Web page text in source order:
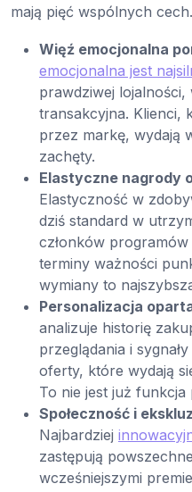
mają pięć wspólnych cech.
Więź emocjonalna
emocjonalna jest
prawdziwej
transakcyjna. Klienci,
przez markę, wydają
zachęty.
Elastyczne nagrody
Elastyczność w
dziś standard w
członków
terminy ważności
wymiany to
Personalizacja
analizuje historię
przeglądania i
oferty, które wydają
To nie jest już funkcja
Społeczność i
Najbardziej
zastępują
wcześniejszymi